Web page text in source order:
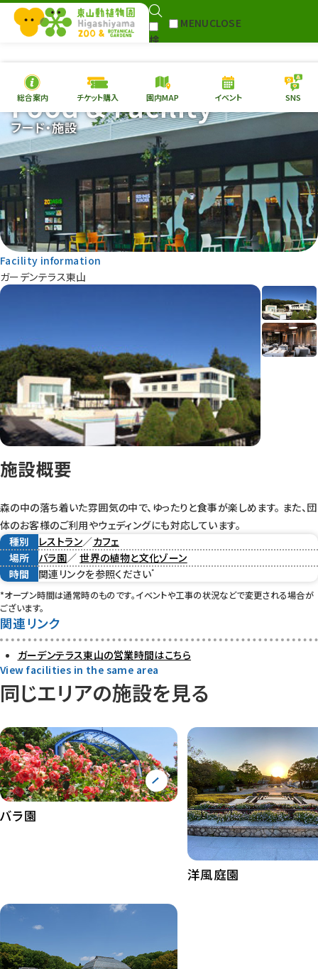
検
MENUCLOSE
本日の開園情報 チケ
園内MAP
総合案内
動物園 植物園
再生プラン
東山動植物園
への支援
Follow
総合案内 チケット購入 園内MAP イベント SNS
Food & Facility
フード・施設
Facility information
ガーデンテラス東山
施設概要
森の中の落ち着いた雰囲気の中で、ゆったりと食事が楽しめます。 また、団
体のお客様のご利用やウェディングにも対応しています。
種別
レストラン／カフェ
場所
バラ園／世界の植物と文化ゾーン
時間
関連リンクを参照ください*
*オープン時間は通常時のものです。イベントや工事の状況などで変更される場合が
ございます。
関連リンク
ガーデンテラス東山の営業時間はこちら
同じエリアの施設を見る
View facilities in the same area
バラ園
洋風庭園